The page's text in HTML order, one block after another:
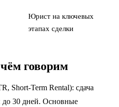
Юрист на ключевых
этапах сделки
говорим
Short-Term Rental): сдача
до 30 дней. Основные